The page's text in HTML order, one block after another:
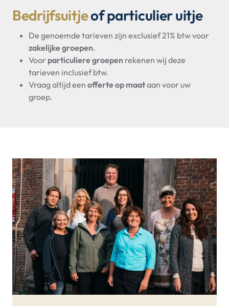
Bedrijfsuitjeof particulier uitje
De genoemde tarieven zijn exclusief 21% btw voor
zakelijke groepen.
Voor particuliere groepen rekenen wij deze
tarieven inclusief btw.
Vraag altijd een offerte op maataan voor uw
groep.